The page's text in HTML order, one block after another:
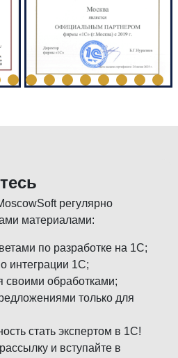
регулярно
материалами:
по разработке на 1С;
интеграции 1С;
своими обработками;
только для
стать экспертом в 1С!
и вступайте в